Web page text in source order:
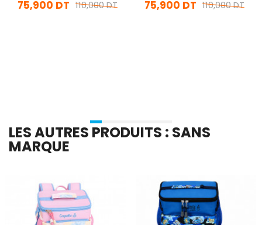
110,000 DT
75,900 DT 110,000 DT
75,900 DT
LES AUTRES PRODUITS : SANS
MARQUE